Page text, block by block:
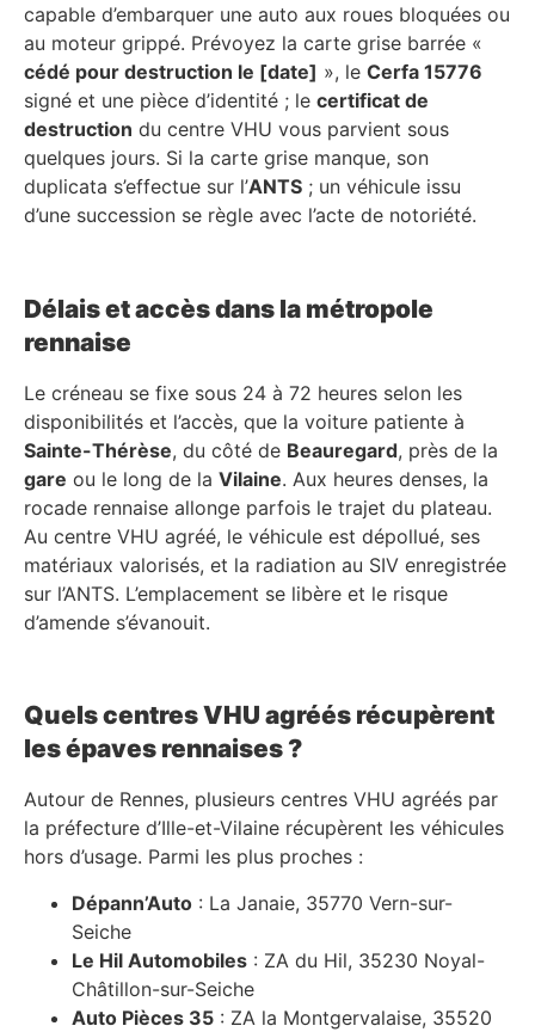
capable d’embarquer une auto aux roues bloquées ou
au moteur grippé. Prévoyez la carte grise barrée «
cédé pour destruction le [date] », le Cerfa 15776
signé et une pièce d’identité ; le certificat de
destruction du centre VHU vous parvient sous
quelques jours. Si la carte grise manque, son
duplicata s’effectue sur l’ANTS ; un véhicule issu
d’une succession se règle avec l’acte de notoriété.
Délais et accès dans la métropole
rennaise
Le créneau se fixe sous 24 à 72 heures selon les
disponibilités et l’accès, que la voiture patiente à
Sainte-Thérèse, du côté de Beauregard, près de la
gare ou le long de la Vilaine. Aux heures denses, la
rocade rennaise allonge parfois le trajet du plateau.
Au centre VHU agréé, le véhicule est dépollué, ses
matériaux valorisés, et la radiation au SIV enregistrée
sur l’ANTS. L’emplacement se libère et le risque
d’amende s’évanouit.
Quels centres VHU agréés récupèrent
les épaves rennaises ?
Autour de Rennes, plusieurs centres VHU agréés par
la préfecture d’Ille-et-Vilaine récupèrent les véhicules
hors d’usage. Parmi les plus proches :
Dépann’Auto : La Janaie, 35770 Vern-sur-
Seiche
Le Hil Automobiles : ZA du Hil, 35230 Noyal-
Châtillon-sur-Seiche
Auto Pièces 35 : ZA la Montgervalaise, 35520